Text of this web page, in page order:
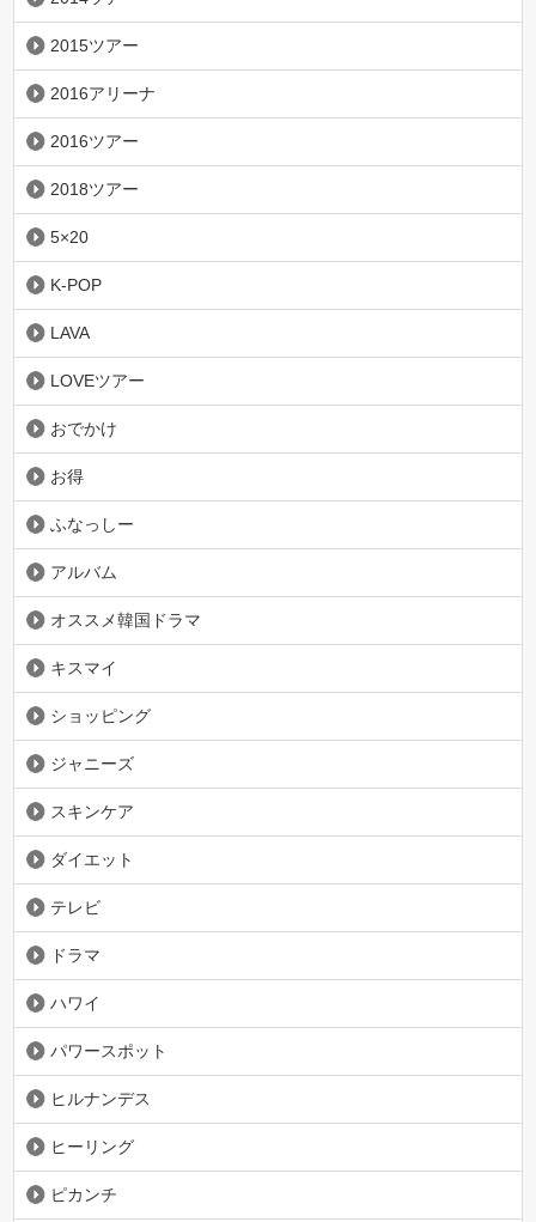
2015ツアー
2016アリーナ
2016ツアー
2018ツアー
5×20
K-POP
LAVA
LOVEツアー
おでかけ
お得
ふなっしー
アルバム
オススメ韓国ドラマ
キスマイ
ショッピング
ジャニーズ
スキンケア
ダイエット
テレビ
ドラマ
ハワイ
パワースポット
ヒルナンデス
ヒーリング
ピカンチ